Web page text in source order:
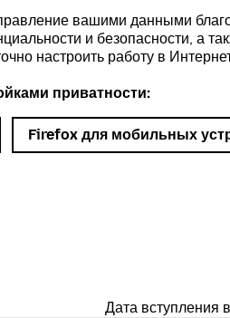
вашими данными
и безопасности, а
настроить работу в
приватности:
Firefox для мобильных
Дата вступления